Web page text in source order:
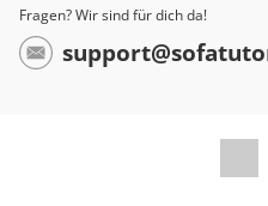
Probleme immer
Fragen? Wir sind für dich da!